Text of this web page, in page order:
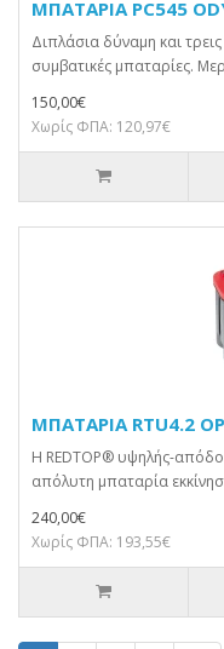
ΜΠΑΤΑΡΙΑ PC545
Διπλάσια δύναμη και
συμβατικές μπαταρίες.
150,00€
Χωρίς ΦΠΑ: 120,97€
ΜΠΑΤΑΡΙΑ RTU4.2
Η REDTOP® υψηλής-
απόλυτη μπαταρία
240,00€
Χωρίς ΦΠΑ: 193,55€